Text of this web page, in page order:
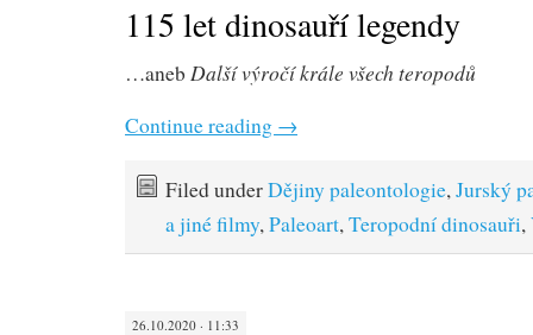
115 let dinosauří legendy
…aneb Další výročí krále všech teropodů
Continue reading →
Filed underDějiny paleontologie,Jurský
a jiné filmy,Paleoart,Teropodní dinosauři,
26.10.2020 · 11:33